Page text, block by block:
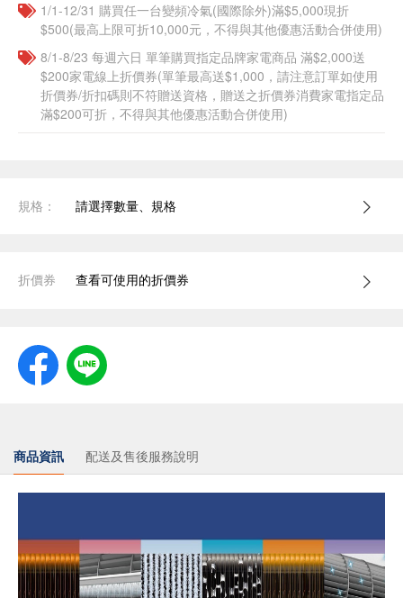
1/1-12/31 購買任一台變頻冷氣(國際除外)滿$5,000現折
$500(最高上限可折10,000元，不得與其他優惠活動合併使用)
8/1-8/23 每週六日 單筆購買指定品牌家電商品 滿$2,000送
$200家電線上折價券(單筆最高送$1,000，請注意訂單如使用
折價券/折扣碼則不符贈送資格，贈送之折價券消費家電指定品
滿$200可折，不得與其他優惠活動合併使用)
規格： 請選擇數量、規格
折價券 查看可使用的折價券
商品資訊 配送及售後服務說明